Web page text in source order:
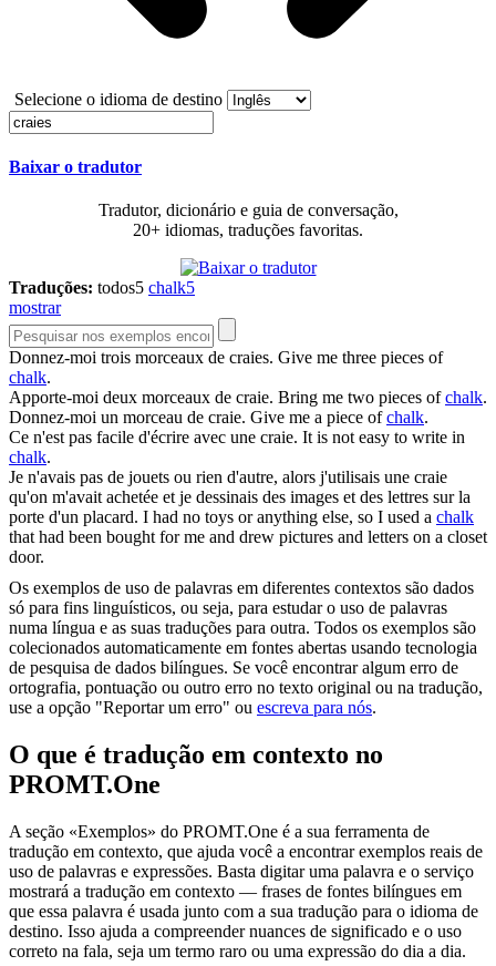
Selecione o idioma de destino
Baixar o tradutor
Tradutor, dicionário e guia de conversação,
20+ idiomas, traduções favoritas.
Traduções: todos5 chalk5
mostrar
Donnez-moi trois morceaux de craies. Give me three pieces of
chalk.
Apporte-moi deux morceaux de craie. Bring me two pieces ofchalk.
Donnez-moi un morceau de craie. Give me a piece ofchalk.
Ce n'est pas facile d'écrire avec une craie. It is not easy to write in
chalk.
Je n'avais pas de jouets ou rien d'autre, alors j'utilisais une craie
qu'on m'avait achetée et je dessinais des images et des lettres sur la
porte d'un placard. I had no toys or anything else, so I used a chalk
that had been bought for me and drew pictures and letters on a closet
door.
Os exemplos de uso de palavras em diferentes contextos são dados
só para fins linguísticos, ou seja, para estudar o uso de palavras
numa língua e as suas traduções para outra. Todos os exemplos são
colecionados automaticamente em fontes abertas usando tecnologia
de pesquisa de dados bilíngues. Se você encontrar algum erro de
ortografia, pontuação ou outro erro no texto original ou na tradução,
use a opção "Reportar um erro" ou escreva para nós.
O que é tradução em contexto no
PROMT.One
A seção «Exemplos» do PROMT.One é a sua ferramenta de
tradução em contexto, que ajuda você a encontrar exemplos reais de
uso de palavras e expressões. Basta digitar uma palavra e o serviço
mostrará a tradução em contexto — frases de fontes bilíngues em
que essa palavra é usada junto com a sua tradução para o idioma de
destino. Isso ajuda a compreender nuances de significado e o uso
correto na fala, seja um termo raro ou uma expressão do dia a dia.